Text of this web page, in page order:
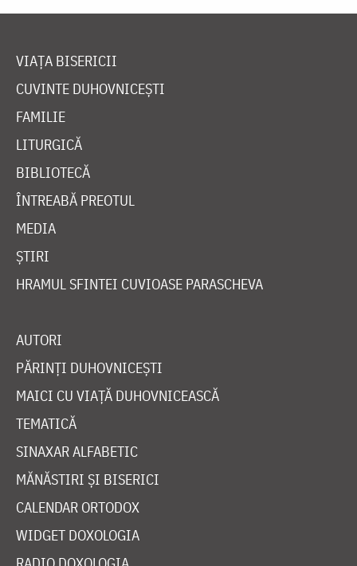
VIAȚA BISERICII
CUVINTE DUHOVNICEȘTI
FAMILIE
LITURGICĂ
BIBLIOTECĂ
ÎNTREABĂ PREOTUL
MEDIA
ȘTIRI
HRAMUL SFINTEI CUVIOASE PARASCHEVA
AUTORI
PĂRINȚI DUHOVNICEȘTI
MAICI CU VIAȚĂ DUHOVNICEASCĂ
TEMATICĂ
SINAXAR ALFABETIC
MĂNĂSTIRI ȘI BISERICI
CALENDAR ORTODOX
WIDGET DOXOLOGIA